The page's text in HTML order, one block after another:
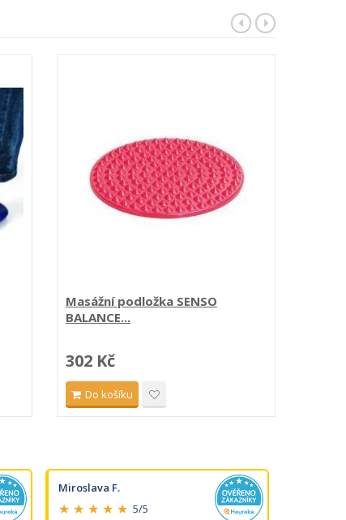
Masážní podložka SENSO
BALANCE...
302 Kč
Do košíku
Miroslava F.
★ ★ ★ ★ ★ 5/5